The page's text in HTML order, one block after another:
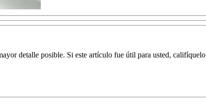
detalle posible. Si este artículo fue útil para usted,